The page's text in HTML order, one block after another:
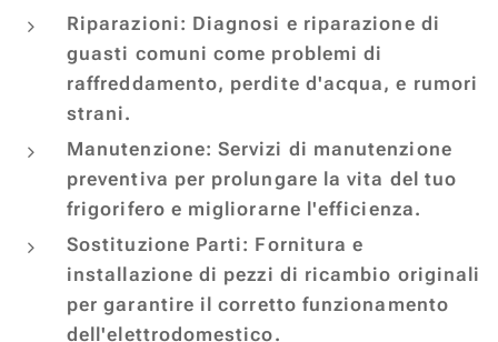
Riparazioni: Diagnosi e riparazione di
guasti comuni come problemi di
raffreddamento, perdite d'acqua, e rumori
strani.
Manutenzione: Servizi di manutenzione
preventiva per prolungare la vita del tuo
frigorifero e migliorarne l'efficienza.
Sostituzione Parti: Fornitura e
installazione di pezzi di ricambio originali
per garantire il corretto funzionamento
dell'elettrodomestico.